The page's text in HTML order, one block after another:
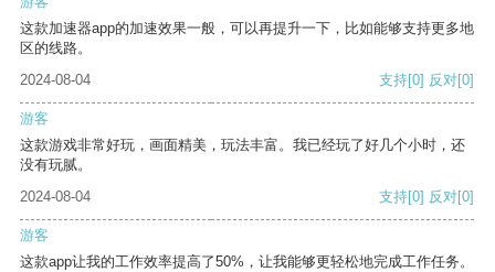
这款加速器app的加速效果一般，可以再提升一下，比如能够支持更多地
区的线路。
2024-08-04
支持[0] 反对[0]
游客
这款游戏非常好玩，画面精美，玩法丰富。我已经玩了好几个小时，还
没有玩腻。
2024-08-04
支持[0] 反对[0]
游客
这款app让我的工作效率提高了50%，让我能够更轻松地完成工作任务。